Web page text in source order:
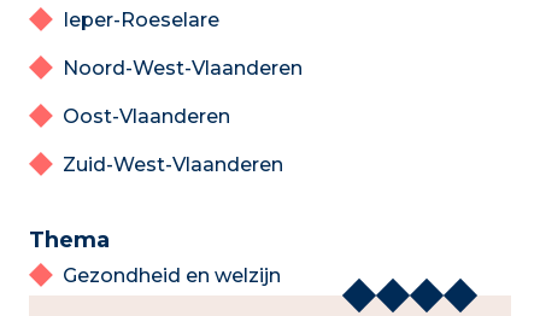
Ieper-Roeselare
Noord-West-Vlaanderen
Oost-Vlaanderen
Zuid-West-Vlaanderen
Thema
Gezondheid en welzijn